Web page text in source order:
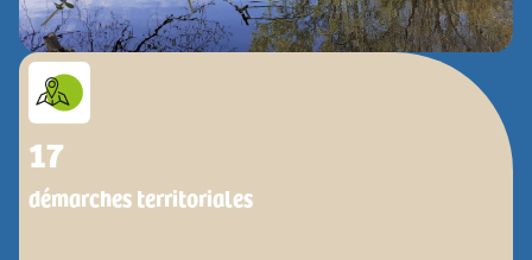
démarches territoriales
17